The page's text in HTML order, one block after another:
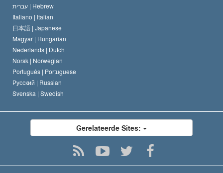
עברית | Hebrew
Italiano | Italian
日本語 | Japanese
Magyar | Hungarian
Nederlands | Dutch
Norsk | Norwegian
Português | Portuguese
Русский | Russian
Svenska | Swedish
Gerelateerde Sites: